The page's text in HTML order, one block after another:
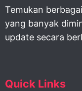
Temukan
yang banyak
update secara
Quick Links